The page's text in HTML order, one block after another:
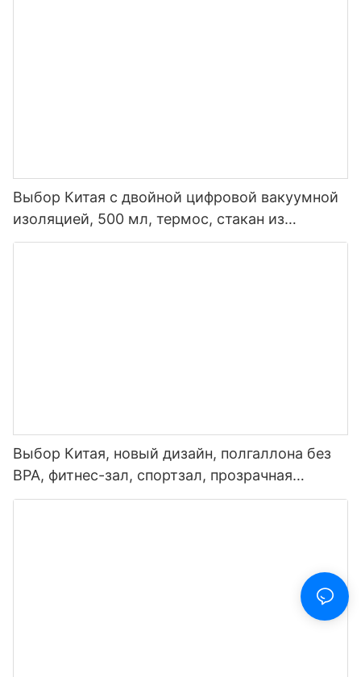
Выбор Китая с двойной цифровой вакуумной
изоляцией, 500 мл, термос, стакан из
нержавеющей стали, умная бутылка для
Выбор Китая, новый дизайн, полгаллона без
BPA, фитнес-зал, спортзал, прозрачная
пластиковая мотивационная бутылка для